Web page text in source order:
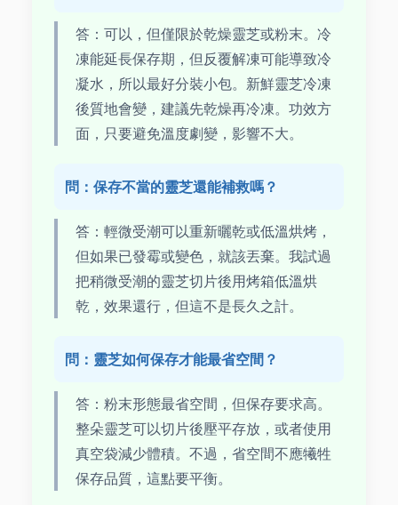
答：可以，但僅限於乾燥靈芝或粉末。冷
凍能延長保存期，但反覆解凍可能導致冷
凝水，所以最好分裝小包。新鮮靈芝冷凍
後質地會變，建議先乾燥再冷凍。功效方
面，只要避免溫度劇變，影響不大。
問：保存不當的靈芝還能補救嗎？
答：輕微受潮可以重新曬乾或低溫烘烤，
但如果已發霉或變色，就該丟棄。我試過
把稍微受潮的靈芝切片後用烤箱低溫烘
乾，效果還行，但這不是長久之計。
問：靈芝如何保存才能最省空間？
答：粉末形態最省空間，但保存要求高。
整朵靈芝可以切片後壓平存放，或者使用
真空袋減少體積。不過，省空間不應犧牲
保存品質，這點要平衡。